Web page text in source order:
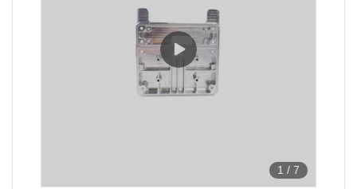
1 / 7